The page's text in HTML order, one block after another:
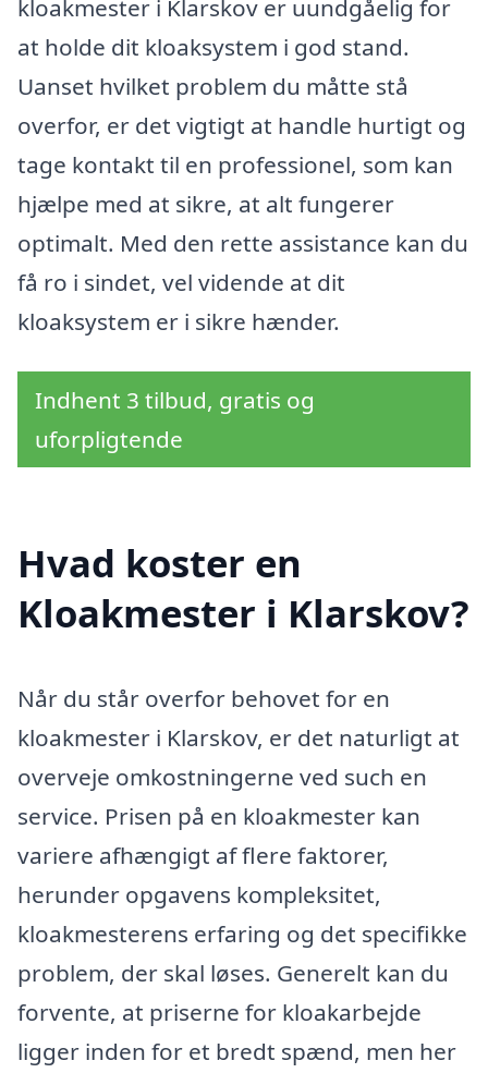
kloakmester i Klarskov er uundgåelig for
at holde dit kloaksystem i god stand.
Uanset hvilket problem du måtte stå
overfor, er det vigtigt at handle hurtigt og
tage kontakt til en professionel, som kan
hjælpe med at sikre, at alt fungerer
optimalt. Med den rette assistance kan du
få ro i sindet, vel vidende at dit
kloaksystem er i sikre hænder.
Indhent 3 tilbud, gratis og
uforpligtende
Hvad koster en
Kloakmester i Klarskov?
Når du står overfor behovet for en
kloakmester i Klarskov, er det naturligt at
overveje omkostningerne ved such en
service. Prisen på en kloakmester kan
variere afhængigt af flere faktorer,
herunder opgavens kompleksitet,
kloakmesterens erfaring og det specifikke
problem, der skal løses. Generelt kan du
forvente, at priserne for kloakarbejde
ligger inden for et bredt spænd, men her